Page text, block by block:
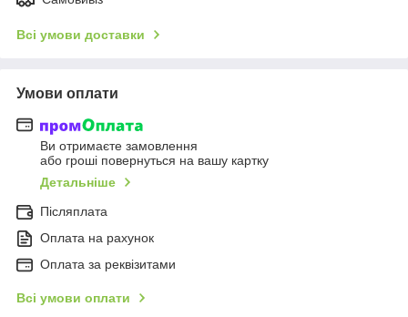
Всі умови доставки
Умови оплати
Ви отримаєте замовлення
або гроші повернуться на вашу картку
Детальніше
Післяплата
Оплата на рахунок
Оплата за реквізитами
Всі умови оплати